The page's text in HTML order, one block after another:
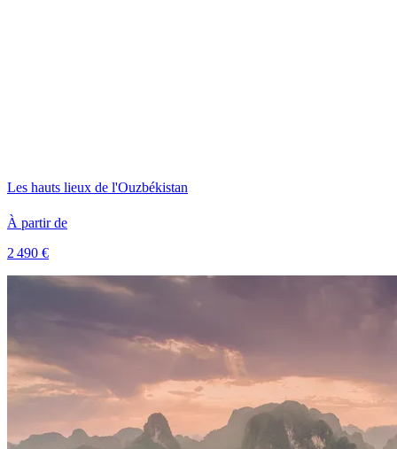
Les hauts lieux de l'Ouzbékistan
À partir de
2 490 €
Voir le voyage